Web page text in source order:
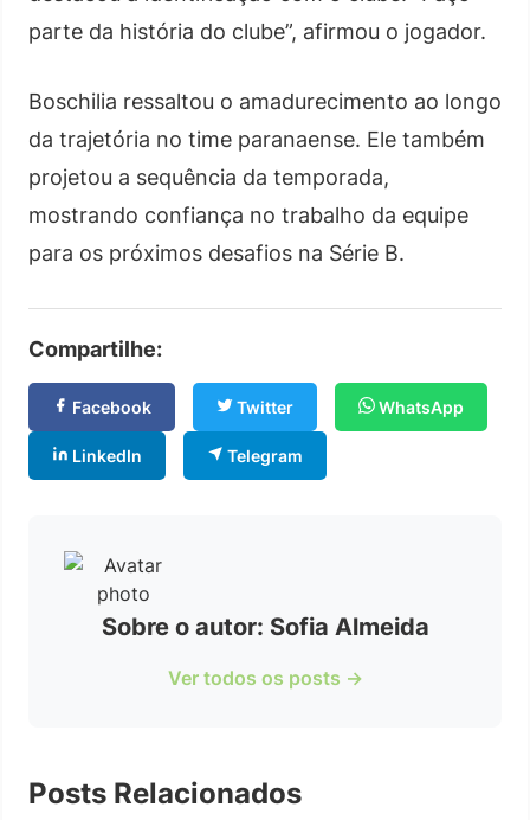
parte da história do clube”, afirmou o jogador.
Boschilia ressaltou o amadurecimento ao longo
da trajetória no time paranaense. Ele também
projetou a sequência da temporada,
mostrando confiança no trabalho da equipe
para os próximos desafios na Série B.
Compartilhe:
Facebook Twitter WhatsApp
LinkedIn Telegram
Sobre o autor: Sofia Almeida
Ver todos os posts →
Posts Relacionados